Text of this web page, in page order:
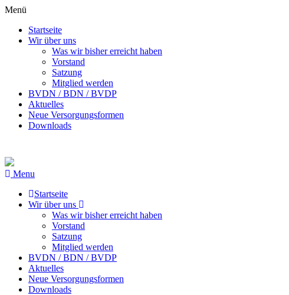
Menü
Startseite
Wir über uns
Was wir bisher erreicht haben
Vorstand
Satzung
Mitglied werden
BVDN / BDN / BVDP
Aktuelles
Neue Versorgungsformen
Downloads
Menu
Startseite
Wir über uns
Was wir bisher erreicht haben
Vorstand
Satzung
Mitglied werden
BVDN / BDN / BVDP
Aktuelles
Neue Versorgungsformen
Downloads